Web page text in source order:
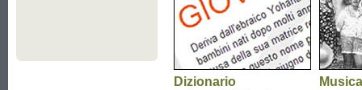
Dizionario
Musica